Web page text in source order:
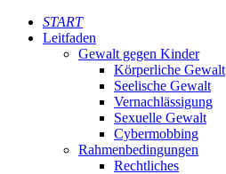
START
Leitfaden
Gewalt gegen Kinder
Körperliche Gewalt
Seelische Gewalt
Vernachlässigung
Sexuelle Gewalt
Cybermobbing
Rahmenbedingungen
Rechtliches